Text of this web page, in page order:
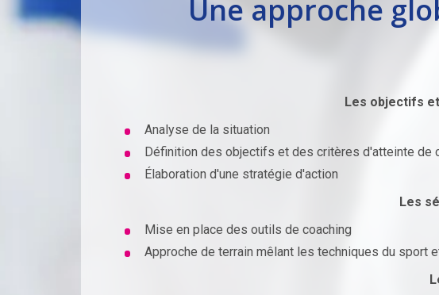
Une approche
Les objectifs
Analyse de la situation
Définition des objectifs et des critères d'atteinte de
Élaboration d'une stratégie d'action
Les
Mise en place des outils de coaching
Approche de terrain mêlant les techniques du sport